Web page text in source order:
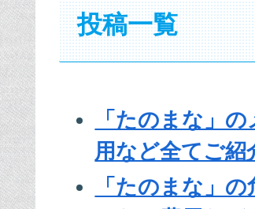
投稿一覧
「たのまな」
用など全てご紹
「たのまな」